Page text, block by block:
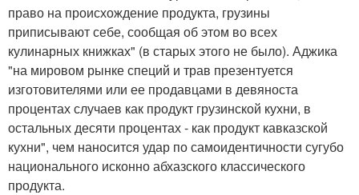
право на происхождение продукта, грузины
приписывают себе, сообщая об этом во всех
кулинарных книжках" (в старых этого не было). Аджика
"на мировом рынке специй и трав презентуется
изготовителями или ее продавцами в девяноста
процентах случаев как продукт грузинской кухни, в
остальных десяти процентах - как продукт кавказской
кухни", чем наносится удар по самоидентичности сугубо
национального исконно абхазского классического
продукта.